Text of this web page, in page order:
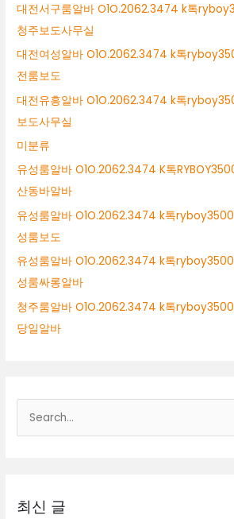
대전서구룸알바 O1O.2062.3474 k톡
청주보도사무실
대전여성알바 O1O.2062.3474 k톡
전룸보도
대전유흥알바 O1O.2062.3474 k톡
보도사무실
미분류
유성룸알바 O1O.2062.3474 K톡
산동바알바
유성룸알바 O1O.2062.3474 k톡
성룸보도
유성룸알바 O1O.2062.3474 k톡
성룸싸롱알바
청주룸알바 O1O.2062.3474 k톡
당일알바
색
최신 글